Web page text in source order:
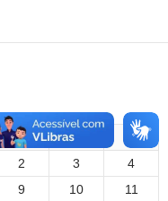
V S
D
2 3
4
9 10
11